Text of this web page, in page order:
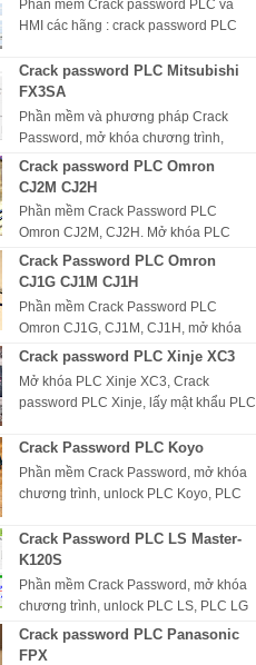
mật khẩu PLC Omron CP1*...
Phần mềm Crack password PLC và
HMI các hãng : crack password PLC
màn hình HMI Fuji, giải mã mật khẩu
P...
Crack password PLC Mitsubishi
FX3SA
Phần mềm và phương pháp Crack
Password, mở khóa chương trình,
unlock PLC Mitsubishi, xóa mật khẩu
PLC Mitsubishi dòng FX, FX3S,
FX3SA, FX3...
Crack password PLC Omron
CJ2M CJ2H
Phần mềm Crack Password PLC
Omron CJ2M, CJ2H. Mở khóa PLC
Omron CJ2M, Software Read
password PLC Omron CJ2H, giải mã
Crack Password PLC Omron
CJ1G CJ1M CJ1H
Phần mềm Crack Password PLC
Omron CJ1G, CJ1M, CJ1H, mở khóa
PLC Omron CJ1G-CPU42P, Software
Read password PLC Omron CJ1G-
CPU43P, giải mã mật...
Crack password PLC Xinje XC3
Mở khóa PLC Xinje XC3, Crack
password PLC Xinje, lấy mật khẩu PLC
trình PLC Xinje. Crack password PLC
Xi...
Crack Password PLC Koyo
Phần mềm Crack Password, mở khóa
chương trình, unlock PLC Koyo, PLC
DL05 DL06, Direct Logic 1 DL130, D...
Crack Password PLC LS Master-
K120S
Phần mềm Crack Password, mở khóa
chương trình, unlock PLC LS, PLC LG
Master-K K120S. Công ty TNHH Cơ
Điện Auto Vina chuyên cung dịc...
Crack password PLC Panasonic
FPX